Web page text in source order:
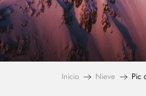
Inicio Nieve Pic